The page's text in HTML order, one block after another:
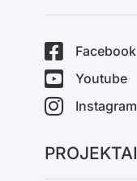
Facebook
Youtube
Instagram
PROJEKTAI